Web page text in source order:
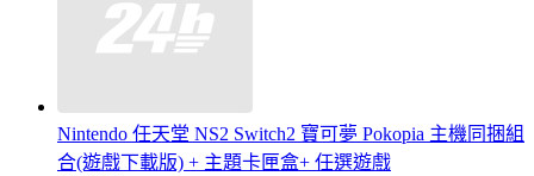
Nintendo 任天堂 NS2 Switch2 寶可夢 Pokopia 主機同捆組
合(遊戲下載版) + 主題卡匣盒+ 任選遊戲